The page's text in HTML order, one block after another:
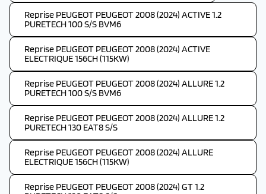
Reprise PEUGEOT PEUGEOT 2008 (2024) ACTIVE 1.2
PURETECH 100 S/S BVM6
Reprise PEUGEOT PEUGEOT 2008 (2024) ACTIVE
ELECTRIQUE 156CH (115KW)
Reprise PEUGEOT PEUGEOT 2008 (2024) ALLURE 1.2
PURETECH 100 S/S BVM6
Reprise PEUGEOT PEUGEOT 2008 (2024) ALLURE 1.2
PURETECH 130 EAT8 S/S
Reprise PEUGEOT PEUGEOT 2008 (2024) ALLURE
ELECTRIQUE 156CH (115KW)
Reprise PEUGEOT PEUGEOT 2008 (2024) GT 1.2